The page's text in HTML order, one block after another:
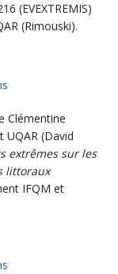
(EVEXTREMIS)
(Rimouski).
Clémentine
UQAR (David
extrêmes sur les
littoraux
IFQM et